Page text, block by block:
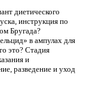
диетического
инструкция по
Бругада?
в ампулах для
это? Стадия
и
разведение и уход